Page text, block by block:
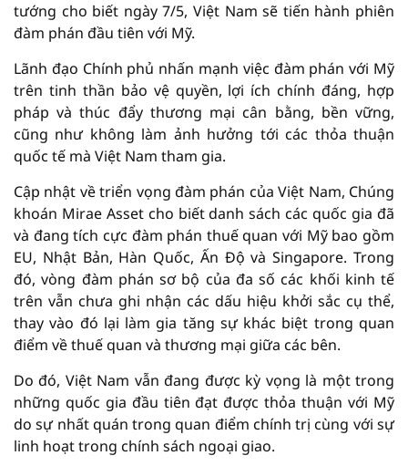
tướng cho biết ngày 7/5, Việt Nam sẽ tiến hành phiên
đàm phán đầu tiên với Mỹ.
Lãnh đạo Chính phủ nhấn mạnh việc đàm phán với Mỹ
trên tinh thần bảo vệ quyền, lợi ích chính đáng, hợp
pháp và thúc đẩy thương mại cân bằng, bền vững,
cũng như không làm ảnh hưởng tới các thỏa thuận
quốc tế mà Việt Nam tham gia.
Cập nhật về triển vọng đàm phán của Việt Nam, Chúng
khoán Mirae Asset cho biết danh sách các quốc gia đã
và đang tích cực đàm phán thuế quan với Mỹ bao gồm
EU, Nhật Bản, Hàn Quốc, Ấn Độ và Singapore. Trong
đó, vòng đàm phán sơ bộ của đa số các khối kinh tế
trên vẫn chưa ghi nhận các dấu hiệu khởi sắc cụ thể,
thay vào đó lại làm gia tăng sự khác biệt trong quan
điểm về thuế quan và thương mại giữa các bên.
Do đó, Việt Nam vẫn đang được kỳ vọng là một trong
những quốc gia đầu tiên đạt được thỏa thuận với Mỹ
do sự nhất quán trong quan điểm chính trị cùng với sự
linh hoạt trong chính sách ngoại giao.